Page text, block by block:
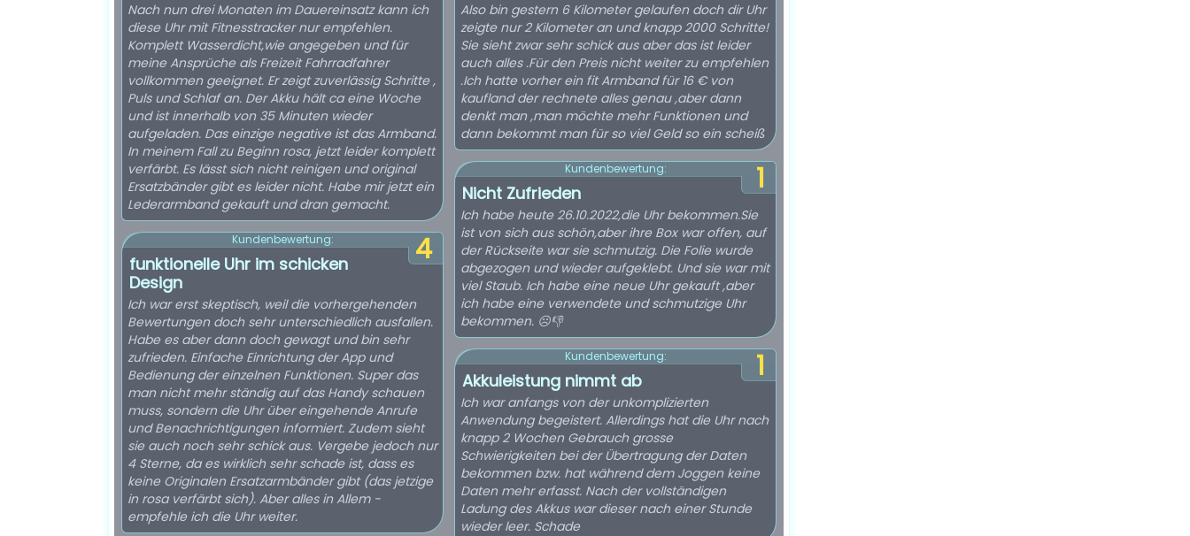
Nach nun drei Monaten im Dauereinsatz kann ich
diese Uhr mit Fitnesstracker nur empfehlen.
Komplett Wasserdicht,wie angegeben und für
meine Ansprüche als Freizeit Fahrradfahrer
vollkommen geeignet. Er zeigt zuverlässig Schritte ,
Puls und Schlaf an. Der Akku hält ca eine Woche
und ist innerhalb von 35 Minuten wieder
aufgeladen. Das einzige negative ist das Armband.
In meinem Fall zu Beginn rosa, jetzt leider komplett
verfärbt. Es lässt sich nicht reinigen und original
Ersatzbänder gibt es leider nicht. Habe mir jetzt ein
Lederarmband gekauft und dran gemacht.
4
Kundenbewertung:
funktionelle Uhr im schicken
Design
Ich war erst skeptisch, weil die vorhergehenden
Bewertungen doch sehr unterschiedlich ausfallen.
Habe es aber dann doch gewagt und bin sehr
zufrieden. Einfache Einrichtung der App und
Bedienung der einzelnen Funktionen. Super das
man nicht mehr ständig auf das Handy schauen
muss, sondern die Uhr über eingehende Anrufe
und Benachrichtigungen informiert. Zudem sieht
sie auch noch sehr schick aus. Vergebe jedoch nur
4 Sterne, da es wirklich sehr schade ist, dass es
keine Originalen Ersatzarmbänder gibt (das jetzige
in rosa verfärbt sich). Aber alles in Allem -
empfehle ich die Uhr weiter.
Also bin gestern 6 Kilometer gelaufen doch dir Uhr
zeigte nur 2 Kilometer an und knapp 2000 Schritte!
Sie sieht zwar sehr schick aus aber das ist leider
auch alles .Für den Preis nicht weiter zu empfehlen
.Ich hatte vorher ein fit Armband für 16 € von
kaufland der rechnete alles genau ,aber dann
denkt man ,man möchte mehr Funktionen und
dann bekommt man für so viel Geld so ein scheiß
1
Kundenbewertung:
Nicht Zufrieden
Ich habe heute 26.10.2022,die Uhr bekommen.Sie
ist von sich aus schön,aber ihre Box war offen, auf
der Rückseite war sie schmutzig. Die Folie wurde
abgezogen und wieder aufgeklebt. Und sie war mit
viel Staub. Ich habe eine neue Uhr gekauft ,aber
ich habe eine verwendete und schmutzige Uhr
bekommen. ☹️👎
1
Kundenbewertung:
Akkuleistung nimmt ab
Ich war anfangs von der unkomplizierten
Anwendung begeistert. Allerdings hat die Uhr nach
knapp 2 Wochen Gebrauch grosse
Schwierigkeiten bei der Übertragung der Daten
bekommen bzw. hat während dem Joggen keine
Daten mehr erfasst. Nach der vollständigen
Ladung des Akkus war dieser nach einer Stunde
wieder leer. Schade